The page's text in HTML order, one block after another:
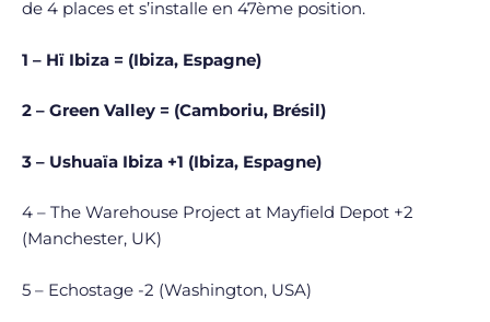
de 4 places et s’installe en 47ème position.
1 – Hï Ibiza = (Ibiza, Espagne)
2 – Green Valley = (Camboriu, Brésil)
3 – Ushuaïa Ibiza +1 (Ibiza, Espagne)
4 – The Warehouse Project at Mayfield Depot +2
(Manchester, UK)
5 – Echostage -2 (Washington, USA)